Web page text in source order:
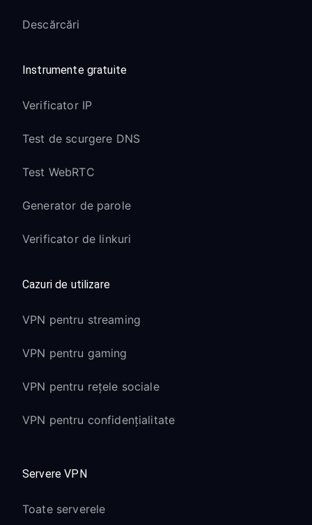
Descărcări
Instrumente gratuite
Verificator IP
Test de scurgere DNS
Test WebRTC
Generator de parole
Verificator de linkuri
Cazuri de utilizare
VPN pentru streaming
VPN pentru gaming
VPN pentru rețele sociale
VPN pentru confidențialitate
Servere VPN
Toate serverele